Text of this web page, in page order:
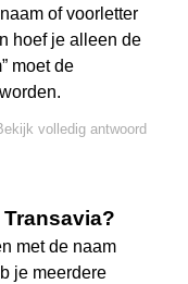
of voorletter
hoef je alleen de
moet de
volledig antwoord
met de naam
je meerdere